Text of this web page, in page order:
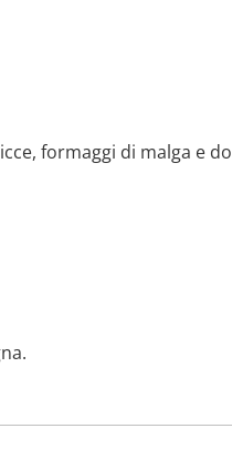
formaggi di malga e